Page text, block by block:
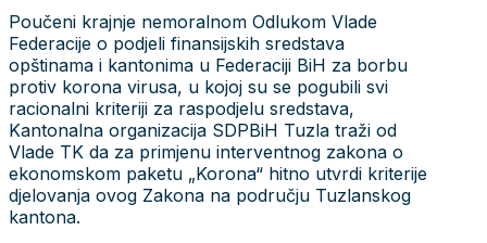
Poučeni krajnje nemoralnom Odlukom Vlade
Federacije o podjeli finansijskih sredstava
opštinama i kantonima u Federaciji BiH za borbu
protiv korona virusa, u kojoj su se pogubili svi
racionalni kriteriji za raspodjelu sredstava,
Kantonalna organizacija SDPBiH Tuzla traži od
Vlade TK da za primjenu interventnog zakona o
ekonomskom paketu „Korona“ hitno utvrdi kriterije
djelovanja ovog Zakona na području Tuzlanskog
kantona.